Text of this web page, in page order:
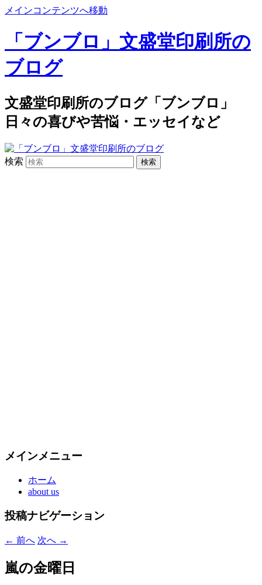
メインコンテンツへ移動
「ブンブロ」文盛堂印刷所の
ブログ
文盛堂印刷所のブログ「ブンブロ」
日々の喜びや苦悩・エッセイなど
検索
メインメニュー
ホーム
about us
投稿ナビゲーション
← 前へ 次へ →
嵐の金曜日